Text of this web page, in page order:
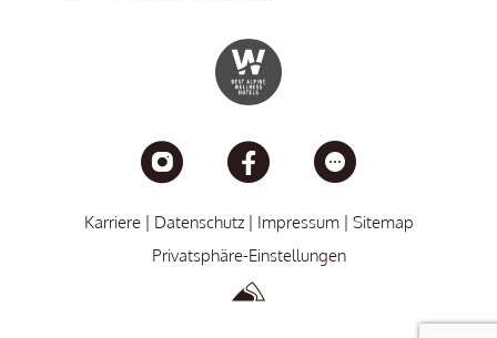
Karriere Datenschutz Impressum
Sitemap
Privatsphäre-Einstellungen